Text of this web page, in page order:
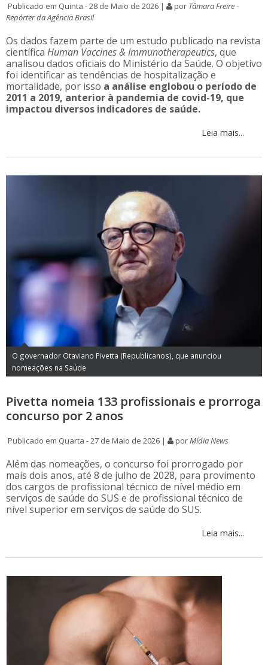
Publicado em Quinta - 28 de Maio de 2026 | por Tâmara Freire -
Repórter da Agência Brasil
Os dados fazem parte de um estudo publicado na revista
científica Human Vaccines & Immunotherapeutics, que
analisou dados oficiais do Ministério da Saúde. O objetivo
foi identificar as tendências de hospitalização e
mortalidade, por isso a análise englobou o período de
2011 a 2019, anterior à pandemia de covid-19, que
impactou diversos indicadores de saúde.
Leia mais...
O governador Otaviano Pivetta (Republicanos), que anunciou
nomeações na Saúde
Pivetta nomeia 133 profissionais e prorroga
concurso por 2 anos
Publicado em Quarta - 27 de Maio de 2026 | porMídia News
Além das nomeações, o concurso foi prorrogado por
mais dois anos, até 8 de julho de 2028, para provimento
dos cargos de profissional técnico de nível médio em
serviços de saúde do SUS e de profissional técnico de
nível superior em serviços de saúde do SUS.
Leia mais...